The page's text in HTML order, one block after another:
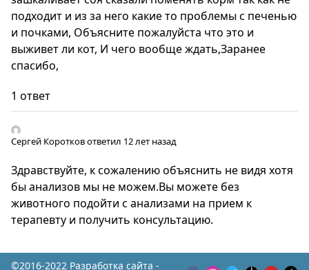
подходит и из за него какие то проблемы с печенью
и почками, Объясните пожалуйста что это и
выживет ли кот, И чего вообще ждать,Заранее
спасибо,
1 ответ
Сергей Коротковответил 12 лет назад
Здравствуйте, к сожалению объяснить не видя хотя
бы анализов мы не можем.Вы можете без
животного подойти с анализами на прием к
терапевту и получить консультацию.
©2016-2022 Разработка сайта -